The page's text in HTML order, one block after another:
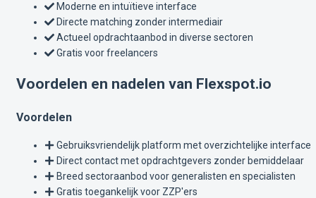
Moderne en intuïtieve interface
Directe matching zonder intermediair
Actueel opdrachtaanbod in diverse sectoren
Gratis voor freelancers
Voordelen en nadelen van Flexspot.io
Voordelen
Gebruiksvriendelijk platform met overzichtelijke interface
Direct contact met opdrachtgevers zonder bemiddelaar
Breed sectoraanbod voor generalisten en specialisten
Gratis toegankelijk voor ZZP'ers